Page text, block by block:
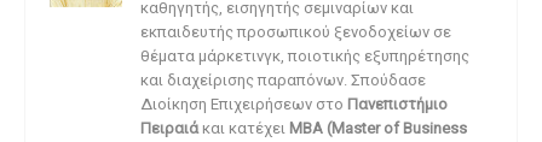
καθηγητής, εισηγητής σεμιναρίων και
εκπαιδευτής προσωπικού ξενοδοχείων σε
θέματα μάρκετινγκ, ποιοτικής εξυπηρέτησης
και διαχείρισης παραπόνων. Σπούδασε
Διοίκηση Επιχειρήσεων στο Πανεπιστήμιο
Πειραιάκαι κατέχει MBA (Master of Business